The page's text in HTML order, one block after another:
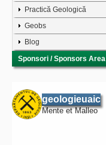
Practică Geologică
Geobs
Blog
Sponsori / Sponsors Area
geologieuaic
Mente et Malleo